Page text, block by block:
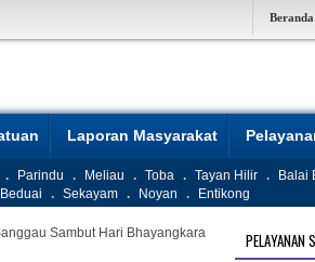
Beranda
Laporan Masyarakat
. Parindu . Meliau . Toba . Tayan Hilir . Balai
Beduai . Sekayam . Noyan . Entikong
Sambut Hari Bhayangkara
PELAYANAN